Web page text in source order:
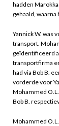
hadden
gehaald,
Yannick W. was
transport.
geïdentificeerd
transportfirma
had via Bob B.
vorderde voor
Mohammed
Bob B.
Mohammed